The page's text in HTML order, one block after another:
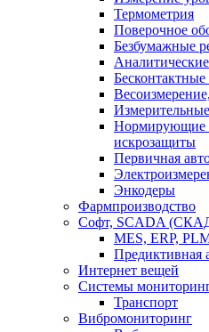
Термометрия
Поверочное
Безбумажные
Нормирующие
искрозащиты
Первичная
Энкодеры
Фармпроизводство
Софт, SCADA
MES, ERP,
Предиктивная
Интернет вещей
Системы
Транспорт
Вибромониторинг